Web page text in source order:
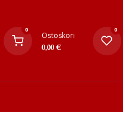
0
Ostoskori
0,00€
0